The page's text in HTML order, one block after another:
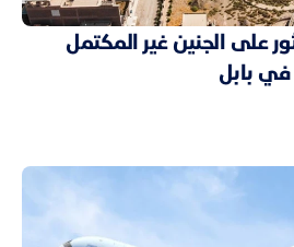
على الجنين غير المكتمل
بابل